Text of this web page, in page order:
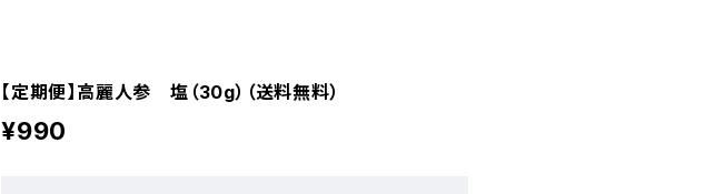
【定期便】高麗人参 塩（30g）（送料無料）
¥990